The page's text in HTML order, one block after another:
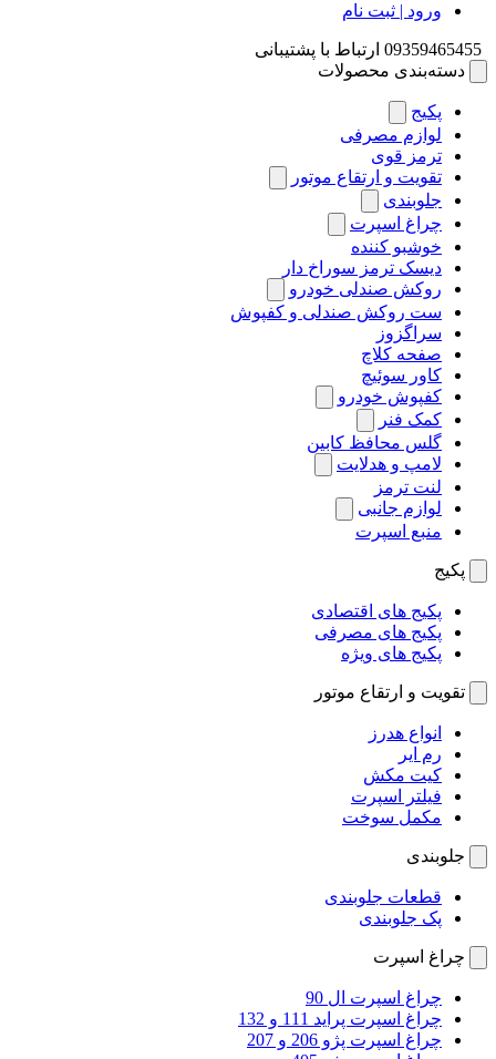
ورود | ثبت نام
09359465455 ارتباط با پشتیبانی
دسته‌بندی محصولات
پکیج
لوازم مصرفی
ترمز قوی
تقویت و ارتقاع موتور
جلوبندی
چراغ اسپرت
خوشبو کننده
دیسک ترمز سوراخ دار
روکش صندلی خودرو
ست روکش صندلی و کفپوش
سراگزوز
صفحه کلاچ
کاور سوئیچ
کفپوش خودرو
کمک فنر
گلس محافظ کابین
لامپ و هدلایت
لنت ترمز
لوازم جانبی
منبع اسپرت
پکیج
پکیج های اقتصادی
پکیج های مصرفی
پکیج های ویژه
تقویت و ارتقاع موتور
انواع هدرز
رم ایر
کیت مکش
فیلتر اسپرت
مکمل سوخت
جلوبندی
قطعات جلوبندی
پک جلوبندی
چراغ اسپرت
چراغ اسپرت ال 90
چراغ اسپرت پراید 111 و 132
چراغ اسپرت پژو 206 و 207